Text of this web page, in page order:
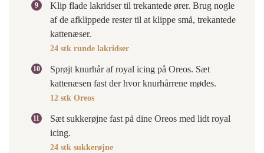
Klip flade lakridser til trekantede ører. Brug nogle
af de afklippede rester til at klippe små, trekantede
kattenæser.
24 stk runde lakridser
Sprøjt knurhår af royal icing på Oreos. Sæt
kattenæsen fast der hvor knurhårrene mødes.
12 stk Oreos
Sæt sukkerøjne fast på dine Oreos med lidt royal
icing.
24 stk sukkerøjne